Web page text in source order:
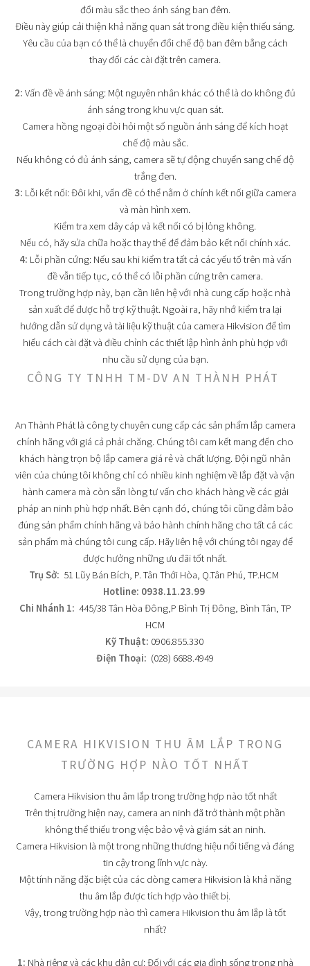
đổi màu sắc theo ánh sáng ban đêm.
Điều này giúp cải thiện khả năng quan sát trong điều kiện thiếu sáng.
Yêu cầu của bạn có thể là chuyển đổi chế độ ban đêm bằng cách
thay đổi các cài đặt trên camera.
2: Vấn đề về ánh sáng: Một nguyên nhân khác có thể là do không đủ
ánh sáng trong khu vực quan sát.
Camera hồng ngoại đòi hỏi một số nguồn ánh sáng để kích hoạt
chế độ màu sắc.
Nếu không có đủ ánh sáng, camera sẽ tự động chuyển sang chế độ
trắng đen.
3: Lỗi kết nối: Đôi khi, vấn đề có thể nằm ở chính kết nối giữa camera
và màn hình xem.
Kiểm tra xem dây cáp và kết nối có bị lỏng không.
Nếu có, hãy sửa chữa hoặc thay thế để đảm bảo kết nối chính xác.
4: Lỗi phần cứng: Nếu sau khi kiểm tra tất cả các yếu tố trên mà vấn
đề vẫn tiếp tục, có thể có lỗi phần cứng trên camera.
Trong trường hợp này, bạn cần liên hệ với nhà cung cấp hoặc nhà
sản xuất để được hỗ trợ kỹ thuật. Ngoài ra, hãy nhớ kiểm tra lại
hướng dẫn sử dụng và tài liệu kỹ thuật của camera Hikvision để tìm
hiểu cách cài đặt và điều chỉnh các thiết lập hình ảnh phù hợp với
nhu cầu sử dụng của bạn.
CÔNG TY TNHH TM-DV AN THÀNH PHÁT
An Thành Phát là công ty chuyên cung cấp các sản phẩm lắp camera
chính hãng với giá cả phải chăng. Chúng tôi cam kết mang đến cho
khách hàng trọn bộ lắp camera giá rẻ và chất lượng. Đội ngũ nhân
viên của chúng tôi không chỉ có nhiều kinh nghiệm về lắp đặt và vận
hành camera mà còn sẵn lòng tư vấn cho khách hàng về các giải
pháp an ninh phù hợp nhất. Bên cạnh đó, chúng tôi cũng đảm bảo
đúng sản phẩm chính hãng và bảo hành chính hãng cho tất cả các
sản phẩm mà chúng tôi cung cấp. Hãy liên hệ với chúng tôi ngay để
được hưởng những ưu đãi tốt nhất.
Trụ Sở: 51 Lũy Bán Bích, P. Tân Thới Hòa, Q.Tân Phú, TP.HCM
Hotline: 0938.11.23.99
Chi Nhánh 1: 445/38 Tân Hòa Đông,P Bình Trị Đông, Bình Tân, TP
HCM
Kỹ Thuật: 0906.855.330
Điện Thoại: (028) 6688.4949
CAMERA HIKVISION THU ÂM LẮP TRONG
TRƯỜNG HỢP NÀO TỐT NHẤT
Camera Hikvision thu âm lắp trong trường hợp nào tốt nhất
Trên thị trường hiện nay, camera an ninh đã trở thành một phần
không thể thiếu trong việc bảo vệ và giám sát an ninh.
Camera Hikvision là một trong những thương hiệu nổi tiếng và đáng
tin cậy trong lĩnh vực này.
Một tính năng đặc biệt của các dòng camera Hikvision là khả năng
thu âm lắp được tích hợp vào thiết bị.
Vậy, trong trường hợp nào thì camera Hikvision thu âm lắp là tốt
nhất?
1: Nhà riêng và các khu dân cư: Đối với các gia đình sống trong nhà